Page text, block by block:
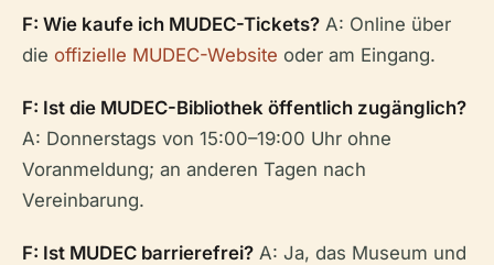
F: Wie kaufe ich MUDEC-Tickets? A: Online über
die offizielle MUDEC-Website oder am Eingang.
F: Ist die MUDEC-Bibliothek öffentlich zugänglich?
A: Donnerstags von 15:00–19:00 Uhr ohne
Voranmeldung; an anderen Tagen nach
Vereinbarung.
F: Ist MUDEC barrierefrei? A: Ja, das Museum und